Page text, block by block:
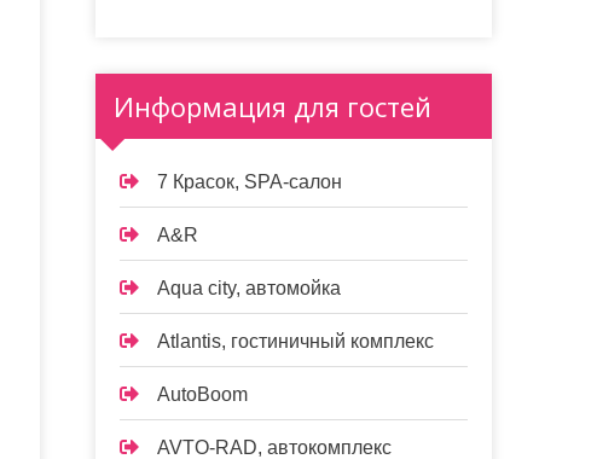
Информация для гостей
7 Красок, SPA-салон
A&R
Aqua city, автомойка
Atlantis, гостиничный комплекс
AutoBoom
AVTO-RAD, автокомплекс